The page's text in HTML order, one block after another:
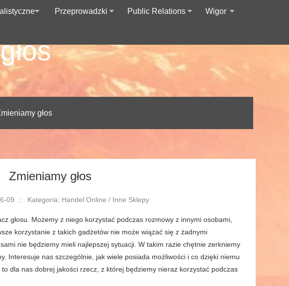
Przeprowadzki Public Relations Wigor
głos
Zmieniamy głos
09 :: Kategoria: Handel Online / Inne Sklepy
głosu. Możemy z niego korzystać podczas rozmowy z innymi osobami,
korzystanie z takich gadżetów nie może wiązać się z żadnymi
nie będziemy mieli najlepszej sytuacji. W takim razie chętnie zerkniemy
Interesuje nas szczególnie, jak wiele posiada możliwości i co dzięki niemu
dla nas dobrej jakości rzecz, z której będziemy nieraz korzystać podczas